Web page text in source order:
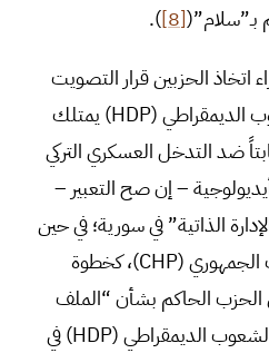
بـ”سلام”([8]
).
اتخاذ الحزبين قرار التصويت
ضد القرار مختلفة، فالشعوب الديمقراطي (HDP) يمتلك
ضد التدخل العسكري التركي
– إن صح التعبير –
الذاتية” في سورية؛ في حين
يمكن تقييم موقف الشعب الجمهوري (CHP)، كخطوة
الحزب الحاكم بشأن “الملف
السوري”، وكسب أصوات الشعوب الديمقراطي (HDP) في